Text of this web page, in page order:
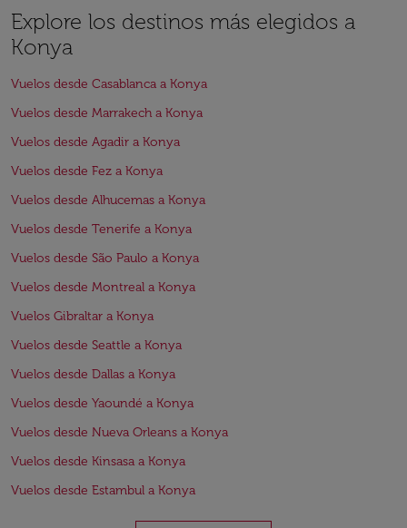
Explore los destinos más elegidos a
Konya
Vuelos desde Casablanca a Konya
Vuelos desde Marrakech a Konya
Vuelos desde Agadir a Konya
Vuelos desde Fez a Konya
Vuelos desde Alhucemas a Konya
Vuelos desde Tenerife a Konya
Vuelos desde São Paulo a Konya
Vuelos desde Montreal a Konya
Vuelos Gibraltar a Konya
Vuelos desde Seattle a Konya
Vuelos desde Dallas a Konya
Vuelos desde Yaoundé a Konya
Vuelos desde Nueva Orleans a Konya
Vuelos desde Kinsasa a Konya
Vuelos desde Estambul a Konya